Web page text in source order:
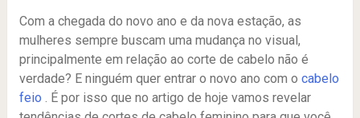
Com a chegada do novo ano e da nova estação, as
mulheres sempre buscam uma mudança no visual,
principalmente em relação ao corte de cabelo não é
verdade? E ninguém quer entrar o novo ano com o cabelo
feio . É por isso que no artigo de hoje vamos revelar